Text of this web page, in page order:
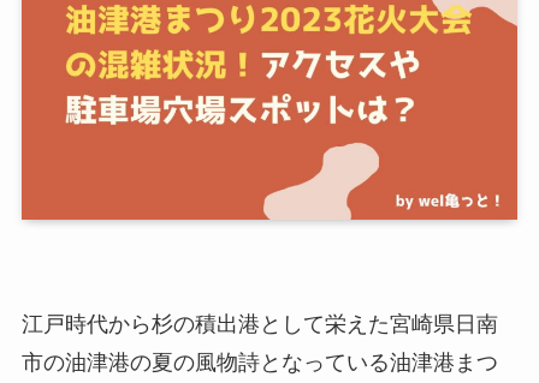
江戸時代から杉の積出港として栄えた宮崎県日南
市の油津港の夏の風物詩となっている油津港まつ